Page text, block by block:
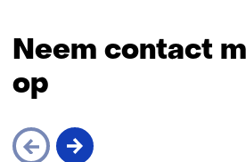
Neem contact
op